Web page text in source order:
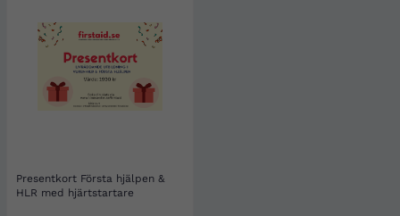
Presentkort Första hjälpen &
HLR med hjärtstartare